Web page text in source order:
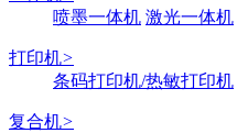
喷墨一体机 激光一体机
打印机>
条码打印机/热敏打印机
复合机>